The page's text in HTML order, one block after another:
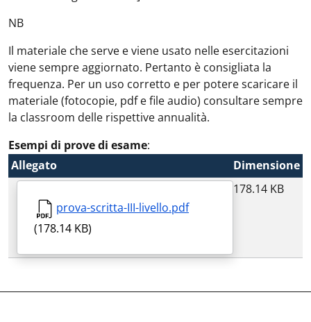
NB
Il materiale che serve e viene usato nelle esercitazioni
viene sempre aggiornato. Pertanto è consigliata la
frequenza. Per un uso corretto e per potere scaricare il
materiale (fotocopie, pdf e file audio) consultare sempre
la classroom delle rispettive annualità.
Esempi di prove di esame:
Allegato
Dimensione
prova-scritta-III-livello.pdf
(178.14 KB)
178.14 KB